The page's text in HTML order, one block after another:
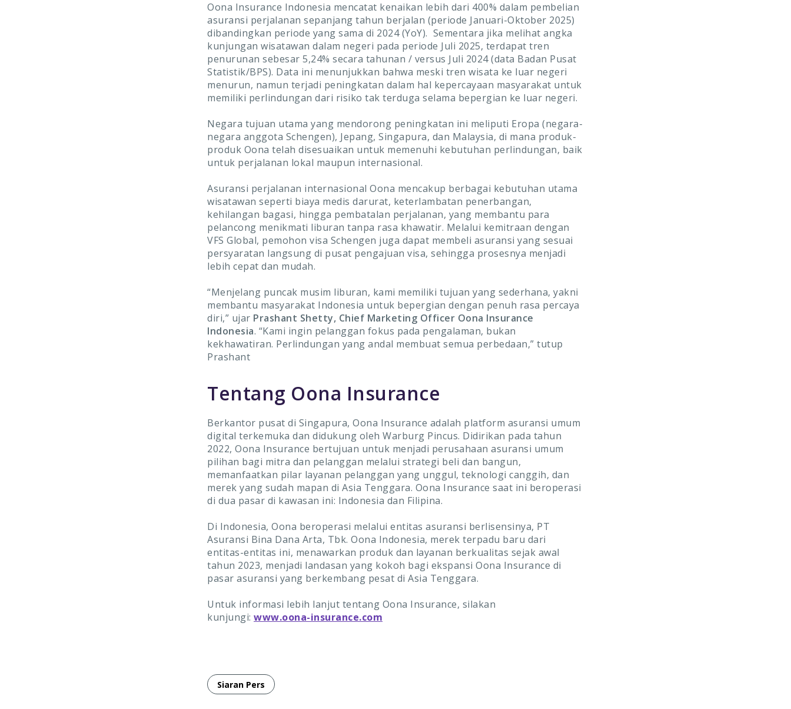
Oona Insurance Indonesia mencatat kenaikan lebih dari 400% dalam pembelian
asuransi perjalanan sepanjang tahun berjalan (periode Januari-Oktober 2025)
dibandingkan periode yang sama di 2024 (YoY). Sementara jika melihat angka
kunjungan wisatawan dalam negeri pada periode Juli 2025, terdapat tren
penurunan sebesar 5,24% secara tahunan / versus Juli 2024 (data Badan Pusat
Statistik/BPS). Data ini menunjukkan bahwa meski tren wisata ke luar negeri
menurun, namun terjadi peningkatan dalam hal kepercayaan masyarakat untuk
memiliki perlindungan dari risiko tak terduga selama bepergian ke luar negeri.
Negara tujuan utama yang mendorong peningkatan ini meliputi Eropa (negara-
negara anggota Schengen), Jepang, Singapura, dan Malaysia, di mana produk-
produk Oona telah disesuaikan untuk memenuhi kebutuhan perlindungan, baik
untuk perjalanan lokal maupun internasional.
Asuransi perjalanan internasional Oona mencakup berbagai kebutuhan utama
wisatawan seperti biaya medis darurat, keterlambatan penerbangan,
kehilangan bagasi, hingga pembatalan perjalanan, yang membantu para
pelancong menikmati liburan tanpa rasa khawatir. Melalui kemitraan dengan
VFS Global, pemohon visa Schengen juga dapat membeli asuransi yang sesuai
persyaratan langsung di pusat pengajuan visa, sehingga prosesnya menjadi
lebih cepat dan mudah.
“Menjelang puncak musim liburan, kami memiliki tujuan yang sederhana, yakni
membantu masyarakat Indonesia untuk bepergian dengan penuh rasa percaya
diri,” ujar Prashant Shetty, Chief Marketing Officer Oona Insurance
Indonesia. “Kami ingin pelanggan fokus pada pengalaman, bukan
kekhawatiran. Perlindungan yang andal membuat semua perbedaan,” tutup
Prashant
Tentang Oona Insurance
Berkantor pusat di Singapura, Oona Insurance adalah platform asuransi umum
digital terkemuka dan didukung oleh Warburg Pincus. Didirikan pada tahun
2022, Oona Insurance bertujuan untuk menjadi perusahaan asuransi umum
pilihan bagi mitra dan pelanggan melalui strategi beli dan bangun,
memanfaatkan pilar layanan pelanggan yang unggul, teknologi canggih, dan
merek yang sudah mapan di Asia Tenggara. Oona Insurance saat ini beroperasi
di dua pasar di kawasan ini: Indonesia dan Filipina.
Di Indonesia, Oona beroperasi melalui entitas asuransi berlisensinya, PT
Asuransi Bina Dana Arta, Tbk. Oona Indonesia, merek terpadu baru dari
entitas-entitas ini, menawarkan produk dan layanan berkualitas sejak awal
tahun 2023, menjadi landasan yang kokoh bagi ekspansi Oona Insurance di
pasar asuransi yang berkembang pesat di Asia Tenggara.
Untuk informasi lebih lanjut tentang Oona Insurance, silakan
kunjungi: www.oona-insurance.com
Siaran Pers